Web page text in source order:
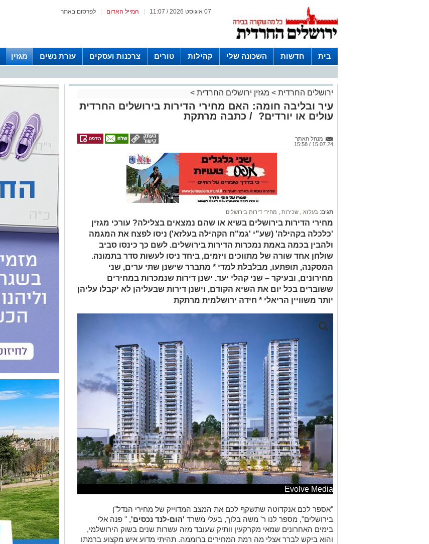
לפרסום באתר המייל האדום 07 אוגוסט 2026 / 11:07
בית חדשות השכונה שלי קהילות טורים צרכנות ועסקים עזרת נשים מגזין
ירושלים החרדית > מגזין ירושלים החרדית >
עיר ובליבה חומה: האם מחירי הדירות בירושלים החרדית
עולים או יורדים? / כתבה מרתקת
מנהל האתר
15.07.24 / 15:58
תגים: בעלזא שכירות מחירי דירות בירושלים
מחירי הדירות בירושלים בשיא או שהם נמצאים בצלילה? עורכי מגזין
'כלכלה בקהילה' (שע"י 'גמ"ח הקהילה בעלזא') ניסו לפצח את המגמה
ולהבין בכמה באמת נמכרות הדירות בירושלים. לשם כך כינסו סביב
שולחן אחד שורה של מתווכים ויזמים, ביחד ניסו לעשות סדר בתמונה.
המסקנה, תופתעו, מבלבלת למדי * מתברר שישנן שתי ערים, שני
מחירונים, ובעיקר – שני קהלי יעד. ישנן דירות שנמכרות במחירים
ששוברים בכל יום את השיא הקודם, וישנן דירות שבעליהן לא יקבלו עליהן
יותר משוויין הריאלי * חידה ירושלמית מרתקת
Evolve Media
"אספר לכם אנקדוטה שתשקף לכם את המצב המדוייק של מחירי הנדל"ן
בירושלים", מספר לנו ר' משה בלוך, בעלי משרד 'הום-לנד נכסים', " פנה אלי
בימים האחרונים שמאי מקרקעין וותיק שעובד מזה עשרות שנים בשוק הירושלמי,
והוא ביקש לברר אצלי מה רמת המחירים ברוממה. תהיתי מדוע איש מקצוע ברמתו